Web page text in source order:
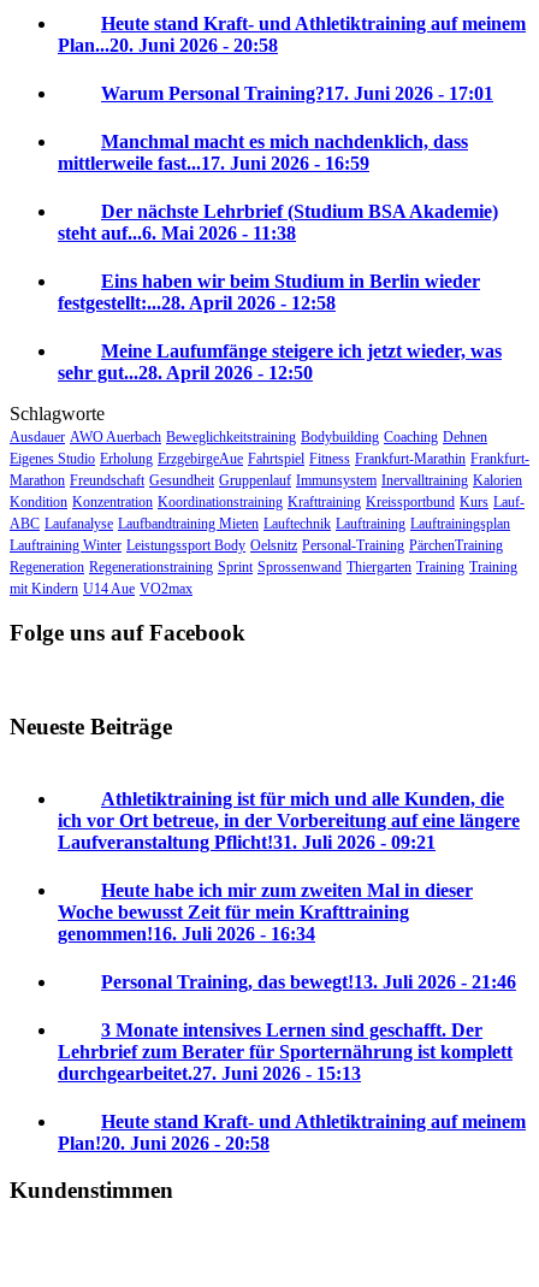
Heute stand Kraft- und Athletiktraining auf meinem
Plan...20. Juni 2026 - 20:58
Warum Personal Training?17. Juni 2026 - 17:01
Manchmal macht es mich nachdenklich, dass
mittlerweile fast...17. Juni 2026 - 16:59
Der nächste Lehrbrief (Studium BSA Akademie)
steht auf...6. Mai 2026 - 11:38
Eins haben wir beim Studium in Berlin wieder
festgestellt:...28. April 2026 - 12:58
Meine Laufumfänge steigere ich jetzt wieder, was
sehr gut...28. April 2026 - 12:50
Schlagworte
Ausdauer AWO Auerbach Beweglichkeitstraining Bodybuilding Coaching Dehnen
Eigenes Studio Erholung ErzgebirgeAue Fahrtspiel Fitness Frankfurt-Marathin Frankfurt-
Marathon Freundschaft Gesundheit Gruppenlauf Immunsystem Inervalltraining Kalorien
Kondition Konzentration Koordinationstraining Krafttraining Kreissportbund Kurs Lauf-
ABC Laufanalyse Laufbandtraining Mieten Lauftechnik Lauftraining Lauftrainingsplan
Lauftraining Winter Leistungssport Body Oelsnitz Personal-Training PärchenTraining
Regeneration Regenerationstraining Sprint Sprossenwand Thiergarten Training Training
mit Kindern U14 Aue VO2max
Folge uns auf Facebook
Neueste Beiträge
Athletiktraining ist für mich und alle Kunden, die
ich vor Ort betreue, in der Vorbereitung auf eine längere
Laufveranstaltung Pflicht!31. Juli 2026 - 09:21
Heute habe ich mir zum zweiten Mal in dieser
Woche bewusst Zeit für mein Krafttraining
genommen!16. Juli 2026 - 16:34
Personal Training, das bewegt!13. Juli 2026 - 21:46
3 Monate intensives Lernen sind geschafft. Der
Lehrbrief zum Berater für Sporternährung ist komplett
durchgearbeitet.27. Juni 2026 - 15:13
Heute stand Kraft- und Athletiktraining auf meinem
Plan!20. Juni 2026 - 20:58
Kundenstimmen